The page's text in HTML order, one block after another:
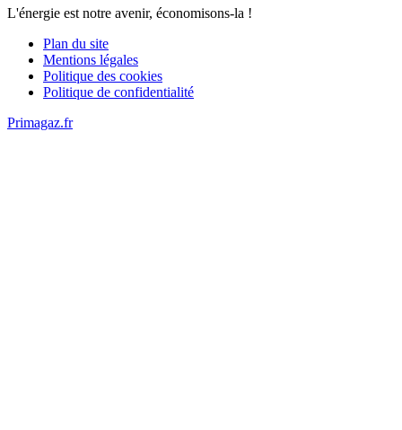
L'énergie est notre avenir, économisons-la !
Plan du site
Mentions légales
Politique des cookies
Politique de confidentialité
Primagaz.fr